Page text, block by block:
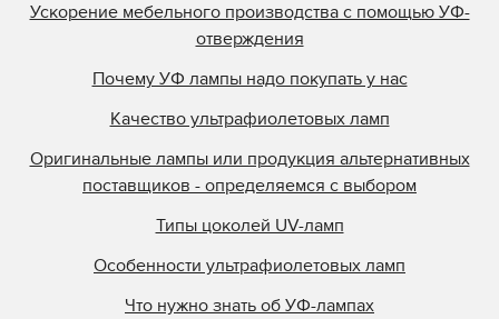
Ускорение мебельного производства с помощью УФ-
отверждения
Почему УФ лампы надо покупать у нас
Качество ультрафиолетовых ламп
Оригинальные лампы или продукция альтернативных
поставщиков - определяемся с выбором
Типы цоколей UV-ламп
Особенности ультрафиолетовых ламп
Что нужно знать об УФ-лампах